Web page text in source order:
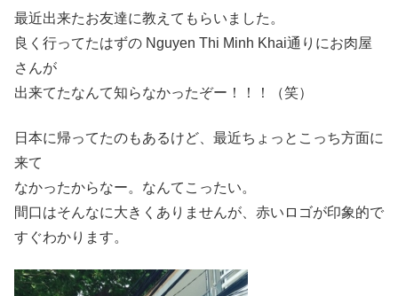
最近出来たお友達に教えてもらいました。
良く行ってたはずの Nguyen Thi Minh Khai通りにお肉屋
さんが
出来てたなんて知らなかったぞー！！！（笑）
日本に帰ってたのもあるけど、最近ちょっとこっち方面に
来て
なかったからなー。なんてこったい。
間口はそんなに大きくありませんが、赤いロゴが印象的で
すぐわかります。